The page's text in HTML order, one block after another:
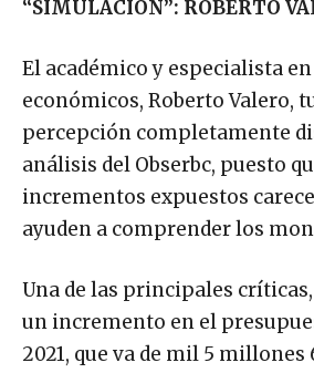
“SIMULACIÓN”: ROBERTO
El académico y especialista
económicos, Roberto Valero,
percepción completamente
análisis del Obserbc, puesto
incrementos expuestos
ayuden a comprender los
Una de las principales críticas,
un incremento en el
2021, que va de mil 5 millones